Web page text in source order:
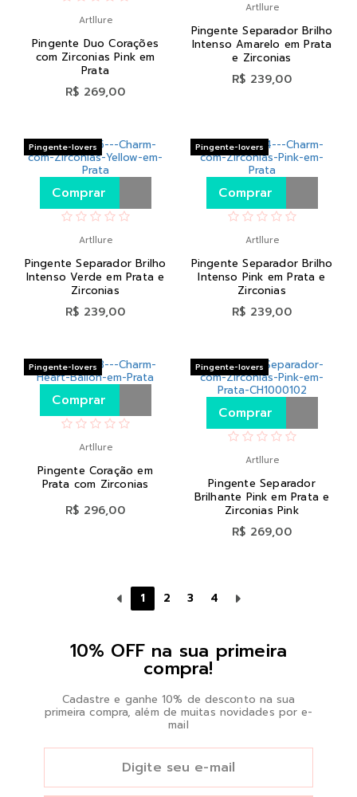
Artllure
Pingente Duo Corações
com Zirconias Pink em
Prata
R$ 269,00
Artllure
Pingente Separador Brilho
Intenso Amarelo em Prata
e Zirconias
R$ 239,00
Comprar
Artllure
Pingente Separador Brilho
Intenso Verde em Prata e
Zirconias
R$ 239,00
Pingente-lovers
Comprar
Artllure
Pingente Separador Brilho
Intenso Pink em Prata e
Zirconias
R$ 239,00
Pingente-lovers
Comprar
Artllure
Pingente Coração em
Prata com Zirconias
R$ 296,00
Pingente-lovers
Comprar
Artllure
Pingente Separador
Brilhante Pink em Prata e
Zirconias Pink
R$ 269,00
Pingente-lovers
1 2 3 4
10% OFF na sua primeira
compra!
Cadastre e ganhe 10% de desconto na sua
primeira compra, além de muitas novidades por e-
mail